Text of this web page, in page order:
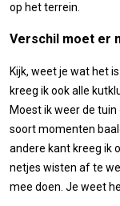
op het terrein.
Verschil moet er
Kijk, weet je wat het
kreeg ik ook alle
Moest ik weer de
soort momenten
andere kant kreeg ik
netjes wisten af te
mee doen. Je weet